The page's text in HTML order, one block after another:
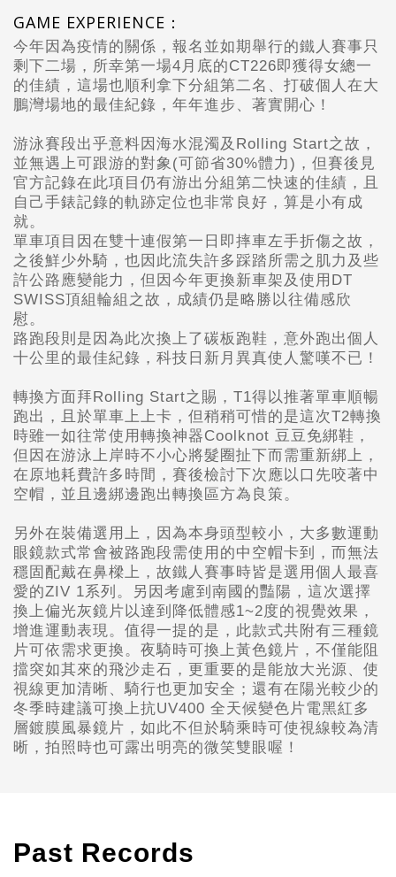
GAME EXPERIENCE：
今年因為疫情的關係，報名並如期舉行的鐵人賽事只
剩下二場，所幸第一場4月底的CT226即獲得女總一
的佳績，這場也順利拿下分組第二名、打破個人在大
鵬灣場地的最佳紀錄，年年進步、著實開心！
游泳賽段出乎意料因海水混濁及Rolling Start之故，
並無遇上可跟游的對象(可節省30%體力)，但賽後見
官方記錄在此項目仍有游出分組第二快速的佳績，且
自己手錶記錄的軌跡定位也非常良好，算是小有成
就。
單車項目因在雙十連假第一日即摔車左手折傷之故，
之後鮮少外騎，也因此流失許多踩踏所需之肌力及些
許公路應變能力，但因今年更換新車架及使用DT
SWISS頂組輪組之故，成績仍是略勝以往備感欣
慰。
路跑段則是因為此次換上了碳板跑鞋，意外跑出個人
十公里的最佳紀錄，科技日新月異真使人驚嘆不已！
轉換方面拜Rolling Start之賜，T1得以推著單車順暢
跑出，且於單車上上卡，但稍稍可惜的是這次T2轉換
時雖一如往常使用轉換神器Coolknot 豆豆免綁鞋，
但因在游泳上岸時不小心將髮圈扯下而需重新綁上，
在原地耗費許多時間，賽後檢討下次應以口先咬著中
空帽，並且邊綁邊跑出轉換區方為良策。
另外在裝備選用上，因為本身頭型較小，大多數運動
眼鏡款式常會被路跑段需使用的中空帽卡到，而無法
穩固配戴在鼻樑上，故鐵人賽事時皆是選用個人最喜
愛的ZIV 1系列。另因考慮到南國的豔陽，這次選擇
換上偏光灰鏡片以達到降低體感1~2度的視覺效果，
增進運動表現。值得一提的是，此款式共附有三種鏡
片可依需求更換。夜騎時可換上黃色鏡片，不僅能阻
擋突如其來的飛沙走石，更重要的是能放大光源、使
視線更加清晰、騎行也更加安全；還有在陽光較少的
冬季時建議可換上抗UV400 全天候變色片電黑紅多
層鍍膜風暴鏡片，如此不但於騎乘時可使視線較為清
晰，拍照時也可露出明亮的微笑雙眼喔！
Past Records